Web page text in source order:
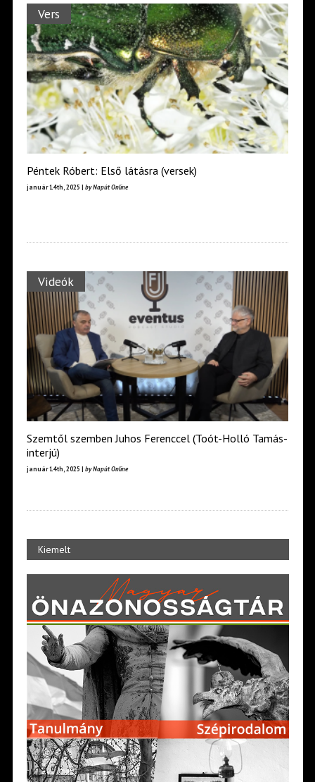
Vers
Péntek Róbert: Első látásra (versek)
január 14th, 2025 | by Napút Online
Videók
Szemtől szemben Juhos Ferenccel (Toót-Holló Tamás-
interjú)
január 14th, 2025 | by Napút Online
Kiemelt